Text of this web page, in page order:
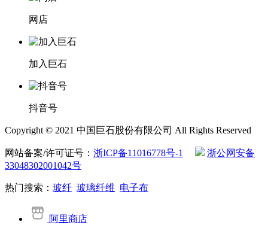
网店
加入巨石
抖音号
Copyright © 2021 中国巨石股份有限公司 All Rights Reserved
网站备案/许可证号： 浙ICP备11016778号-1
浙公网安备
33048302001042号
热门搜索： 玻纤 玻璃纤维 电子布
阿里商店